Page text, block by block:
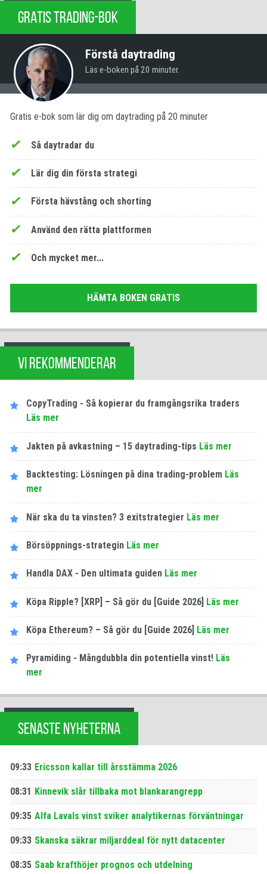
GRATIS TRADING-BOK
Förstå daytrading
Läs e-boken på 20 minuter.
Gratis e-bok som lär dig om daytrading på 20 minuter
Så daytradar du
Lär dig din första strategi
Första hävstång och shorting
Använd den rätta plattformen
Och mycket mer...
HÄMTA BOKEN GRATIS
VI REKOMMENDERAR
CopyTrading - Så kopierar du framgångsrika traders
Läs mer
Jakten på avkastning – 15 daytrading-tips Läs mer
Backtesting: Lösningen på dina trading-problem Läs
mer
När ska du ta vinsten? 3 exitstrategier Läs mer
Börsöppnings-strategin Läs mer
Handla DAX - Den ultimata guiden Läs mer
Köpa Ripple? [XRP] – Så gör du [Guide 2026] Läs mer
Köpa Ethereum? – Så gör du [Guide 2026] Läs mer
Pyramiding - Mångdubbla din potentiella vinst! Läs
mer
SENASTE NYHETERNA
09:33 Ericsson kallar till årsstämma 2026
08:31 Kinnevik slår tillbaka mot blankarangrepp
09:35 Alfa Lavals vinst sviker analytikernas förväntningar
09:33 Skanska säkrar miljarddeal för nytt datacenter
08:35 Saab krafthöjer prognos och utdelning